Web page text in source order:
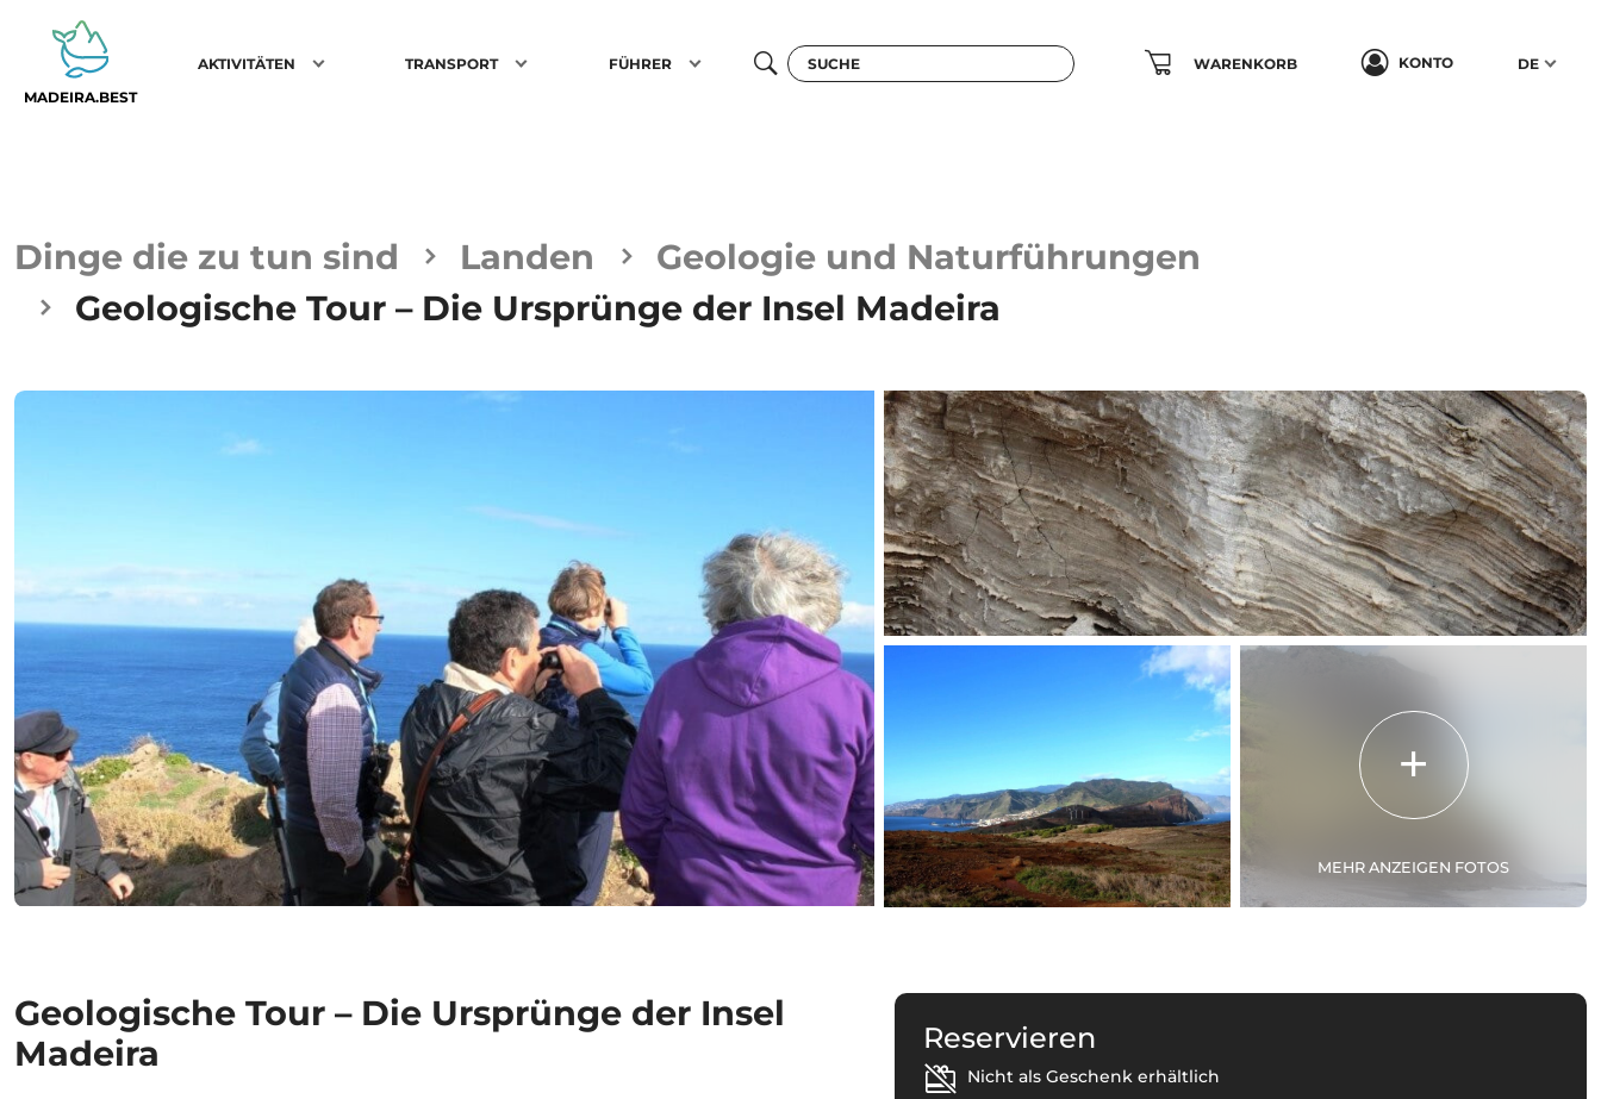
MADEIRA.BEST
AKTIVITÄTEN TRANSPORT FÜHRER WARENKORB KONTO DE
Dinge die zu tun sind Landen
Geologie und Naturführungen
Geologische Tour – Die Ursprünge der Insel Madeira
MEHR ANZEIGEN FOTOS
Geologische Tour – Die Ursprünge der Insel
Madeira
Reservieren
Nicht als Geschenk erhältlich